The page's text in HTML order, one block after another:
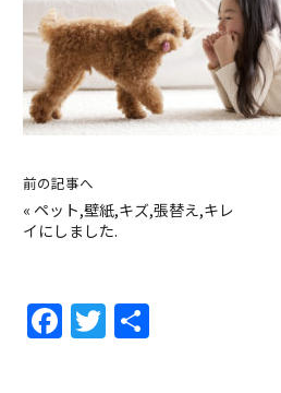
前の記事へ
« ペット,壁紙,キズ,張替え,キレ
イにしました.
F
a
T
w